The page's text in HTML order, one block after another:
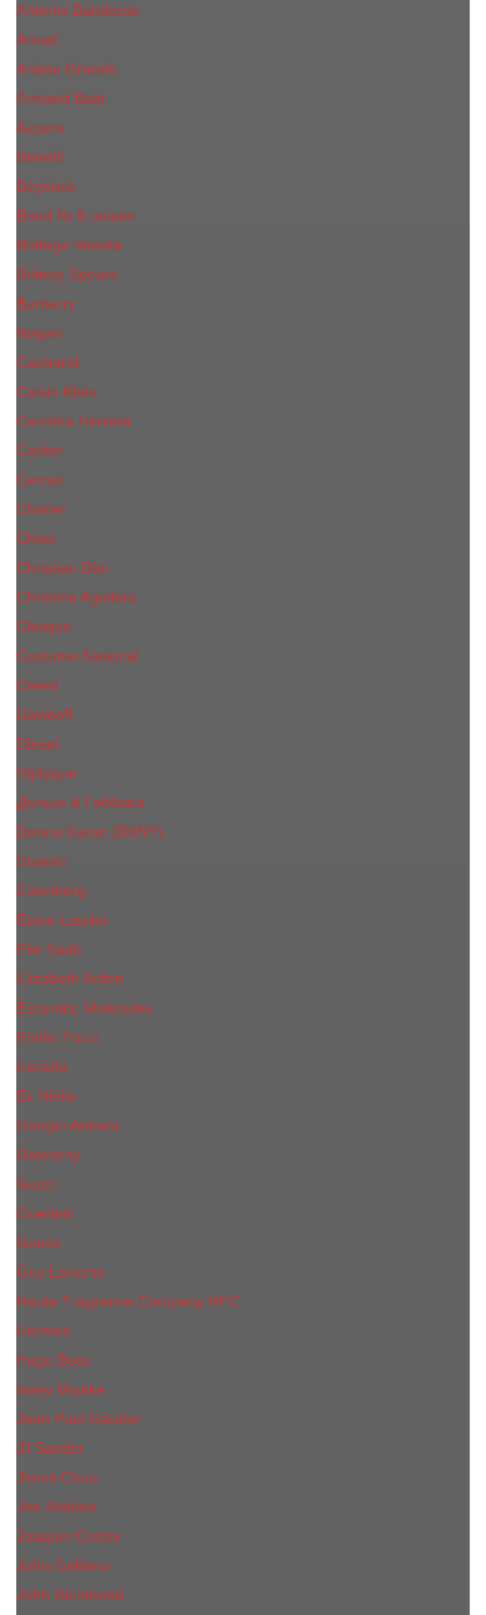
Antonio Banderas
Armaf
Ariana Grande
Armand Basi
Azzaro
Benefit
Beyonce
Bond № 9 unisex
Bottega Veneta
Britney Spears
Burberry
Bvlgari
Cacharel
Calvin Klein
Carolina Herrera
Cartier
Cerruti
Сhanеl
Chloe
Christian Dior
Christina Aguilera
Сliniquе
Costume National
Creed
Davidoff
Diesel
Diptyque
Дольче & Габбана
Donna Karan (DKNY)
Dupont
Eisenberg
Еsteе Lаudеr
Elie Saab
Elizabeth Arden
Escentric Molecules
Emilio Pucci
Escada
Ex Nihilo
Giorgio Armani
Givenchy
Gucci
Guerlain
Guess
Guy Laroche
Haute Fragrance Company HFC
Hermes
Hugo Boss
Issey Miyake
Jean Paul Gaultier
Jil Sander
Jimmi Choo
Jое Malоnе
Joaquin Cortes
John Galliano
John Richmond